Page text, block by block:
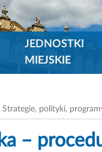
JEDNOSTKI
MIEJSKIE
Strategie, polityki,
–